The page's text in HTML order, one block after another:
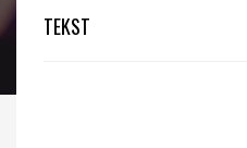
TEKST